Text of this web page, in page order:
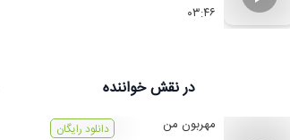
۰۳:۴۶
در نقشخواننده
مهربون من دانلود رایگان